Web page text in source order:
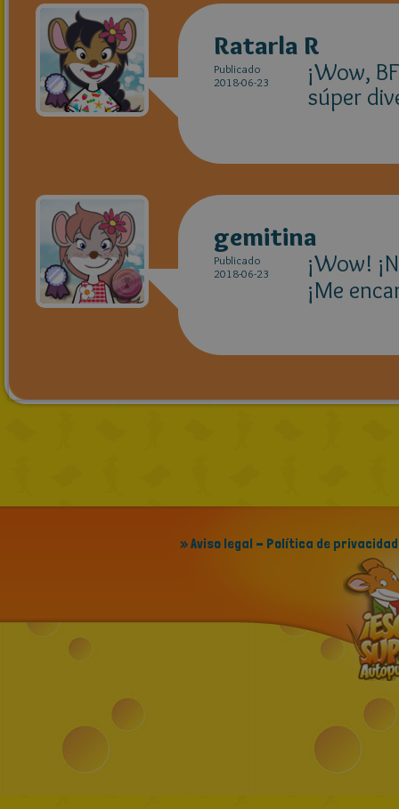
Ratarla R
Publicado
2018-06-23
¡Wow,
súper
gemitina
Publicado
2018-06-23
¡Wow!
¡Me
» Aviso legal - Política de privacidad